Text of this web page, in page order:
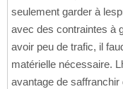
seulement garder à
avec des contraintes à
avoir peu de trafic, il
matérielle nécessaire.
avantage de